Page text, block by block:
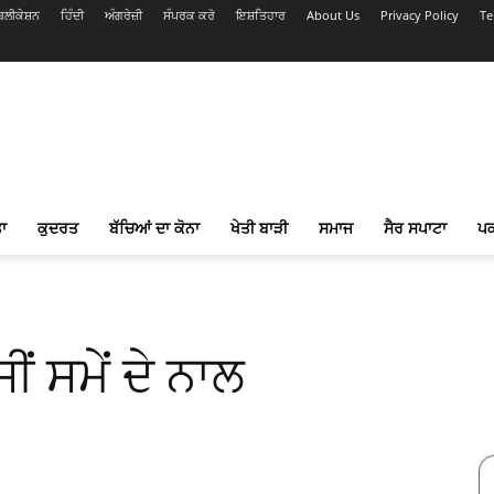
ਹਿੰਦੀ ਅੰਗਰੇਜ਼ੀ ਸੰਪਰਕ ਕਰੋ ਇਸ਼ਤਿਹਾਰ About Us Privacy Policy
ਕੁਦਰਤ ਬੱਚਿਆਂ ਦਾ ਕੋਨਾ ਖੇਤੀ ਬਾੜੀ ਸਮਾਜ ਸੈਰ ਸਪਾਟਾ
ਸਮੇਂ ਦੇ ਨਾਲ